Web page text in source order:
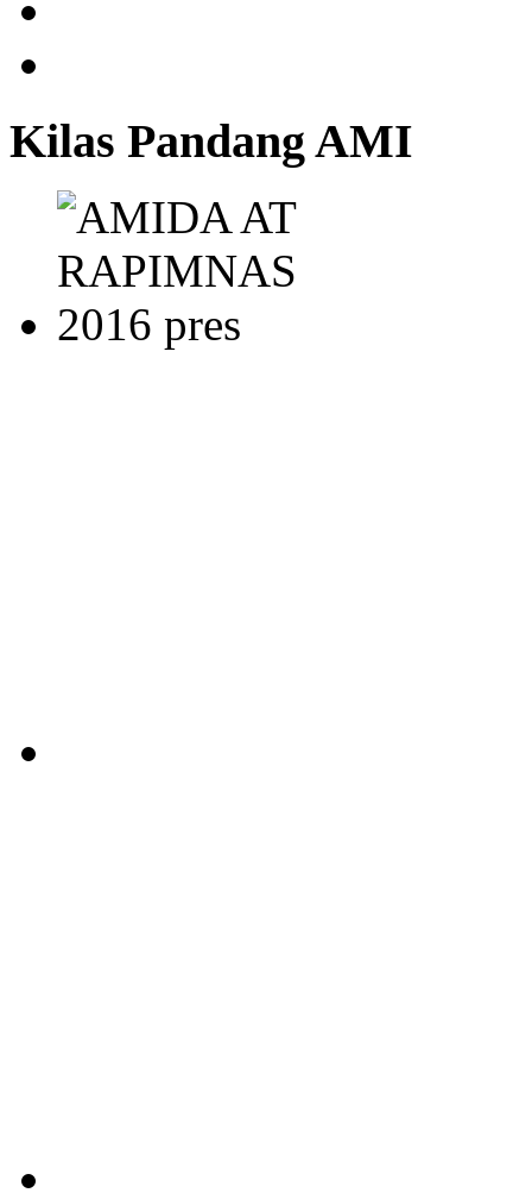
Kilas Pandang AMI